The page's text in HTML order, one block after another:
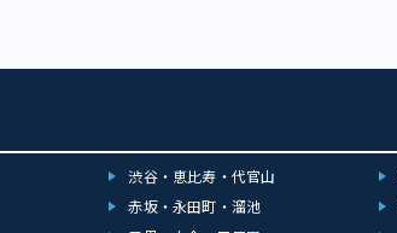
渋谷・恵比寿・代官山
赤坂・永田町・溜池